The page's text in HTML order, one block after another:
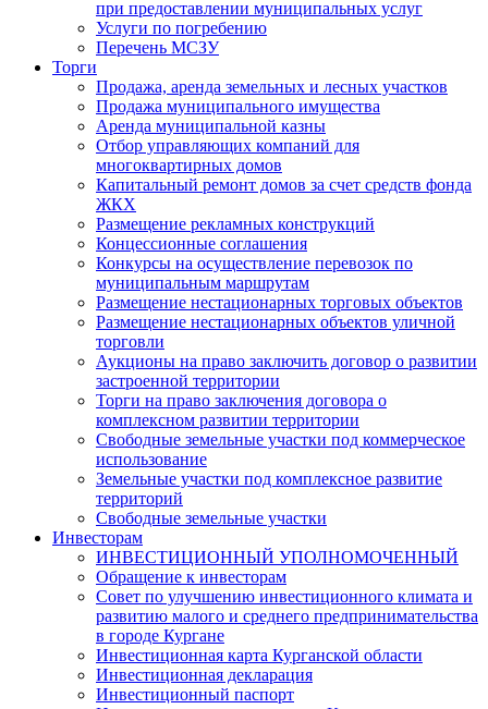
при предоставлении муниципальных услуг
Услуги по погребению
Перечень МСЗУ
Торги
Продажа, аренда земельных и лесных участков
Продажа муниципального имущества
Аренда муниципальной казны
Отбор управляющих компаний для
многоквартирных домов
Капитальный ремонт домов за счет средств фонда
ЖКХ
Размещение рекламных конструкций
Концессионные соглашения
Конкурсы на осуществление перевозок по
муниципальным маршрутам
Размещение нестационарных торговых объектов
Размещение нестационарных объектов уличной
торговли
Аукционы на право заключить договор о развитии
застроенной территории
Торги на право заключения договора о
комплексном развитии территории
Свободные земельные участки под коммерческое
использование
Земельные участки под комплексное развитие
территорий
Свободные земельные участки
Инвесторам
ИНВЕСТИЦИОННЫЙ УПОЛНОМОЧЕННЫЙ
Обращение к инвесторам
Совет по улучшению инвестиционного климата и
развитию малого и среднего предпринимательства
в городе Кургане
Инвестиционная карта Курганской области
Инвестиционная декларация
Инвестиционный паспорт